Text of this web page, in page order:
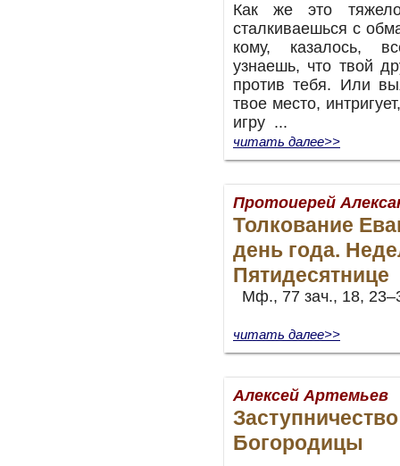
Как же это
сталкиваешься с
кому, казалось,
узнаешь, что твой
против тебя. Или
твое место,
игру ...
читать далее>>
Протоиерей
Толкование
день года.
Пятидесятнице
Мф., 77 зач., 18,
читать далее>>
Алексей Артемьев
Богородицы